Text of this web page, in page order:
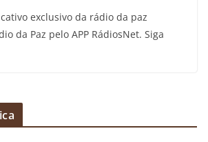
exclusivo da rádio da paz
da Paz pelo APP RádiosNet. Siga